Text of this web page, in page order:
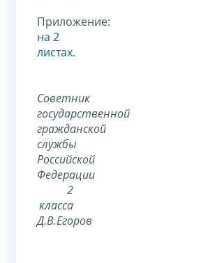
Приложение:
на 2
листах.
Советник
государственной
гражданской
службы
Российской
Федерации
2
класса
Д.В.Егоров